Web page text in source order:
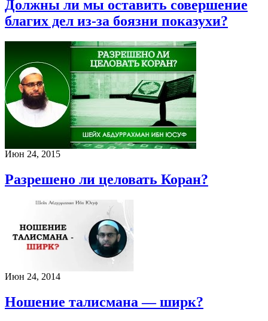
Должны ли мы оставить совершение
благих дел из-за боязни показухи?
Июн 24, 2015
Разрешено ли целовать Коран?
Июн 24, 2014
Ношение талисмана — ширк?